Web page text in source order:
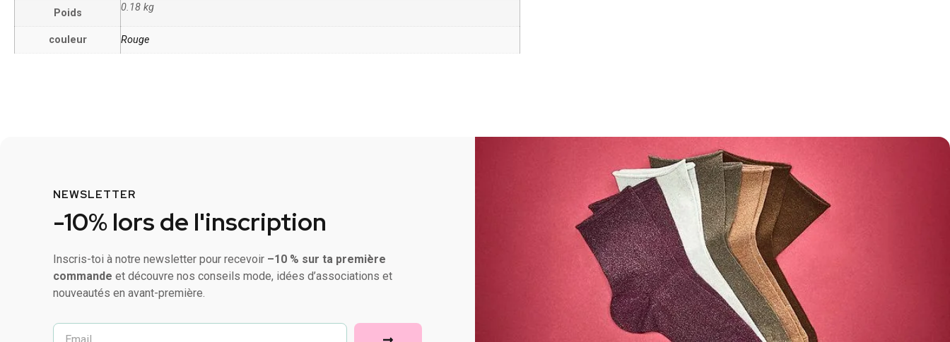
Poids 0.18 kg
couleur Rouge
NEWSLETTER
-10% lors de l'inscription
Inscris-toi à notre newsletter pour recevoir –10 % sur ta première
commande et découvre nos conseils mode, idées d’associations et
nouveautés en avant-première.